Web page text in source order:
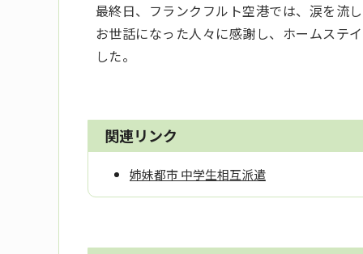
最終日、フランクフルト空港では、涙を流
お世話になった人々に感謝し、ホームステ
した。
関連リンク
姉妹都市 中学生相互派遣